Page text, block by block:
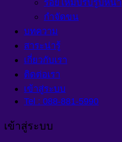
กำจัดขน
บทความ
สาระน่ารู้
เกี่ยวกับเรา
ติดต่อเรา
เข้าสู่ระบบ
Tel : 088-881-5990
เข้าสู่ระบบ